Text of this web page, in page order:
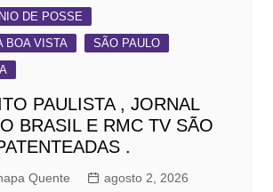
DE POSSE
BOA VISTA
SÃO PAULO
PAULISTA , JORNAL
BRASIL E RMC TV SÃO
.
Quente
agosto 2, 2026